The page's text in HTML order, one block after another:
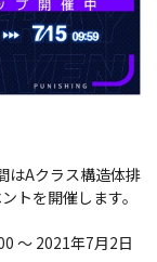
はAクラス構造体排
トを開催します。
～ 2021年7月2日